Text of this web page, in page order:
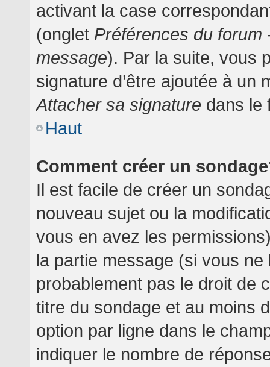
activant la case
(onglet Préférences du
message). Par la suite, vous
signature d’être ajoutée à un
Attacher sa signature dans le
Haut
Comment créer un
Il est facile de créer un
nouveau sujet ou la
vous en avez les
la partie message (si vous ne
probablement pas le droit de
titre du sondage et au moins
option par ligne dans le
indiquer le nombre de